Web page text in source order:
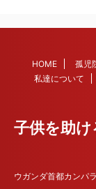
HOME 孤児
私達について
子供を助
ウガンダ首都カンパ